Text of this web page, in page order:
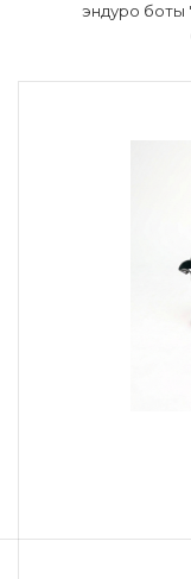
эндуро боты